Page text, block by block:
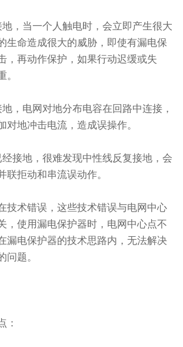
，当一个人触电时，会立即产生很大
生命造成很大的威胁，即使有漏电保
，再动作保护，如果行动迟缓或失
。
，电网对地分布电容在回路中连接，
对地冲击电流，造成误操作。
接地，很难发现中性线反复接地，会
联拒动和串流误动作。
技术错误，这些技术错误与电网中心
，使用漏电保护器时，电网中心点不
漏电保护器的技术思路内，无法解决
问题。
：